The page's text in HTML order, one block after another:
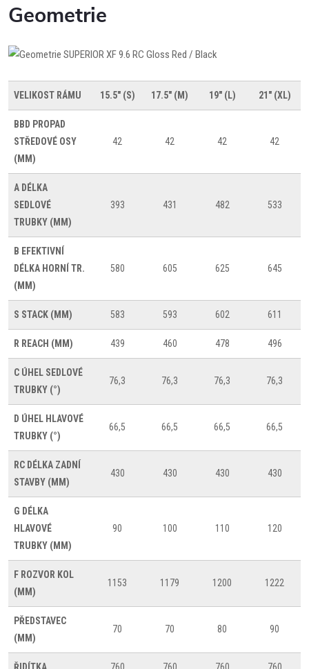
Geometrie
VELIKOST RÁMU 15.5" (S) 17.5" (M) 19" (L) 21" (XL)
BBD PROPAD
STŘEDOVÉ OSY
(MM)
42 42 42 42
A DÉLKA
SEDLOVÉ
TRUBKY (MM)
393 431 482 533
B EFEKTIVNÍ
DÉLKA HORNÍ TR.
(MM)
580 605 625 645
S STACK (MM) 583 593 602 611
R REACH (MM) 439 460 478 496
C ÚHEL SEDLOVÉ
TRUBKY (°)
76,3 76,3 76,3 76,3
D ÚHEL HLAVOVÉ
TRUBKY (°)
66,5 66,5 66,5 66,5
RC DÉLKA ZADNÍ
STAVBY (MM)
430 430 430 430
G DÉLKA
HLAVOVÉ
TRUBKY (MM)
90 100 110 120
F ROZVOR KOL
(MM)
1153 1179 1200 1222
PŘEDSTAVEC
(MM)
70 70 80 90